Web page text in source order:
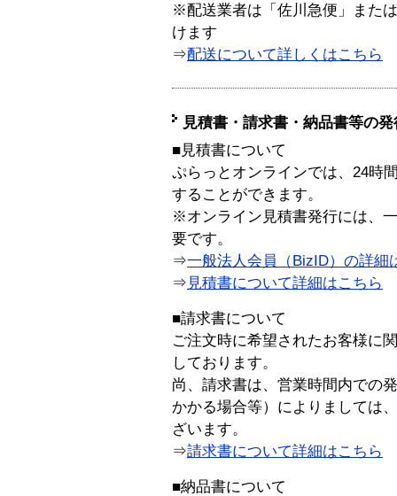
※配送業者は「佐川急便」また
けます
⇒配送について詳しくはこちら
見積書・請求書・納品書等の
■見積書について
ぷらっとオンラインでは、24時
することができます。
※オンライン見積書発行には、
要です。
⇒一般法人会員（BizID）の詳細
⇒ 見積書について詳細はこちら
■請求書について
ご注文時に希望されたお客様に
しております。
尚、請求書は、営業時間内での
かかる場合等）によりましては
ざいます。
⇒請求書について詳細はこちら
■納品書について